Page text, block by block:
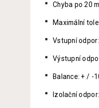
Chyba po 20
Maximální
Vstupní
Výstupní
Balance: + / -
Izolační